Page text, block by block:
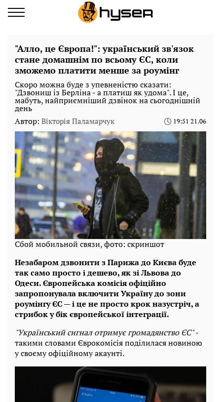
"Алло, це Європа!": український зв'язок
стане домашнім по всьому ЄС, коли
зможемо платити менше за роумінг
Скоро можна буде з упевненістю сказати:
"Дзвониш із Берліна - а платиш як удома". І це,
мабуть, найприємніший дзвінок на сьогоднішній
день
Автор: Вікторія Паламарчук 19:51 21.06
Сбой мобильной связи, фото: скриншот
Незабаром дзвонити з Парижа до Києва буде
так само просто і дешево, як зі Львова до
Одеси.Європейська комісія офіційно
запропонувала включити Україну до зони
роумінгу ЄС — і це не просто крок назустріч, а
стрибок у бік європейської інтеграції.
"Український сигнал отримує громадянство ЄС"-
такими словами Єврокомісія поділилася новиною
у своєму офіційному акаунті.